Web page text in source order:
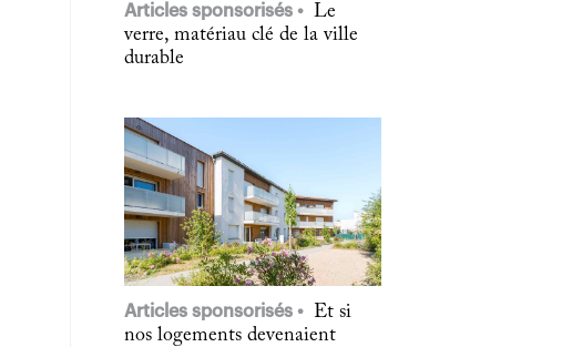
Articles sponsorisés
Le
verre, matériau clé de la ville
durable
Articles sponsorisés
Et si
nos logements devenaient